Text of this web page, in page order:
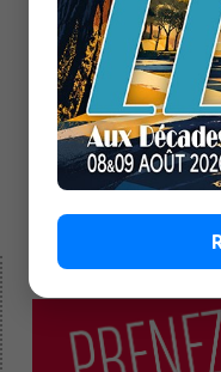
Forum des
Lire la suite
SERVICES -